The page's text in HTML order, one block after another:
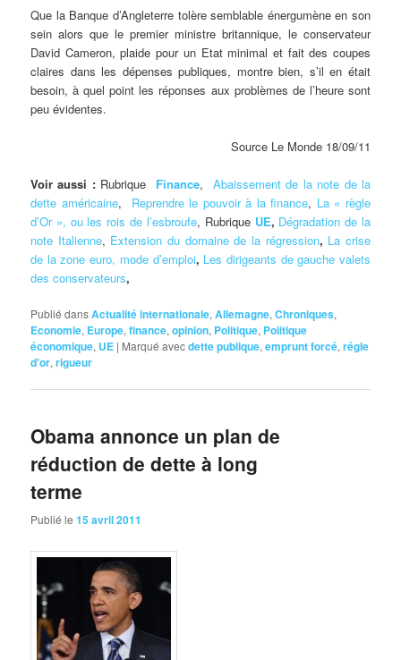
Que la Banque d’Angleterre tolère semblable énergumène en son
sein alors que le premier ministre britannique, le conservateur
David Cameron, plaide pour un Etat minimal et fait des coupes
claires dans les dépenses publiques, montre bien, s’il en était
besoin, à quel point les réponses aux problèmes de l’heure sont
peu évidentes.
Source Le Monde 18/09/11
Voir aussi : Rubrique Finance, Abaissement de la note de la
dette américaine, Reprendre le pouvoir à la finance, La « règle
d’Or », ou les rois de l’esbroufe, Rubrique UE, Dégradation de la
note Italienne, Extension du domaine de la régression, La crise
de la zone euro, mode d’emploi, Les dirigeants de gauche valets
des conservateurs,
Publié dansActualité internationale,Allemagne,Chroniques,
Economie, Europe,finance,opinion, Politique, Politique
économique, UE | Marqué avecdette publique,emprunt forcé,régle
d'or,rigueur
Obama annonce un plan de
réduction de dette à long
terme
Publié le15 avril 2011